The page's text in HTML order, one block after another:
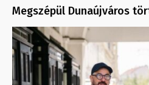
Megszépül Dunaújváros